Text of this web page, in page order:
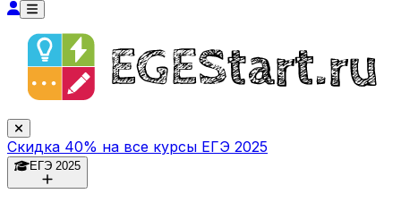
Скидка 40% на все курсы ЕГЭ 2025
ЕГЭ 2025